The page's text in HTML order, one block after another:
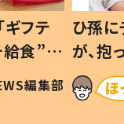
フテ
食”を
和の親
編集部
ひ孫
が、
「涙が
い」